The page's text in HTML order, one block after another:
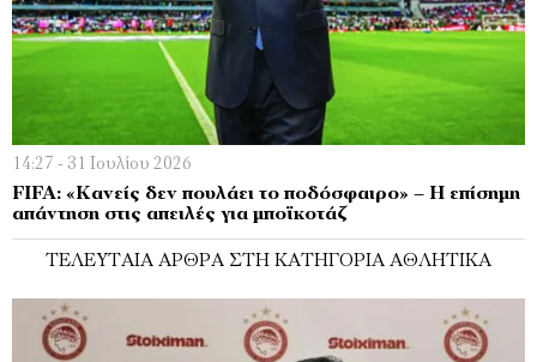
14:27 - 31 Ιουλίου 2026
FIFA: «Κανείς δεν πουλάει το ποδόσφαιρο» – Η επίσημη
απάντηση στις απειλές για μποϊκοτάζ
ΤΕΛΕΥΤΑΊΑ ΆΡΘΡΑ ΣΤΗ ΚΑΤΗΓΟΡΊΑ ΑΘΛΗΤΙΚΆ